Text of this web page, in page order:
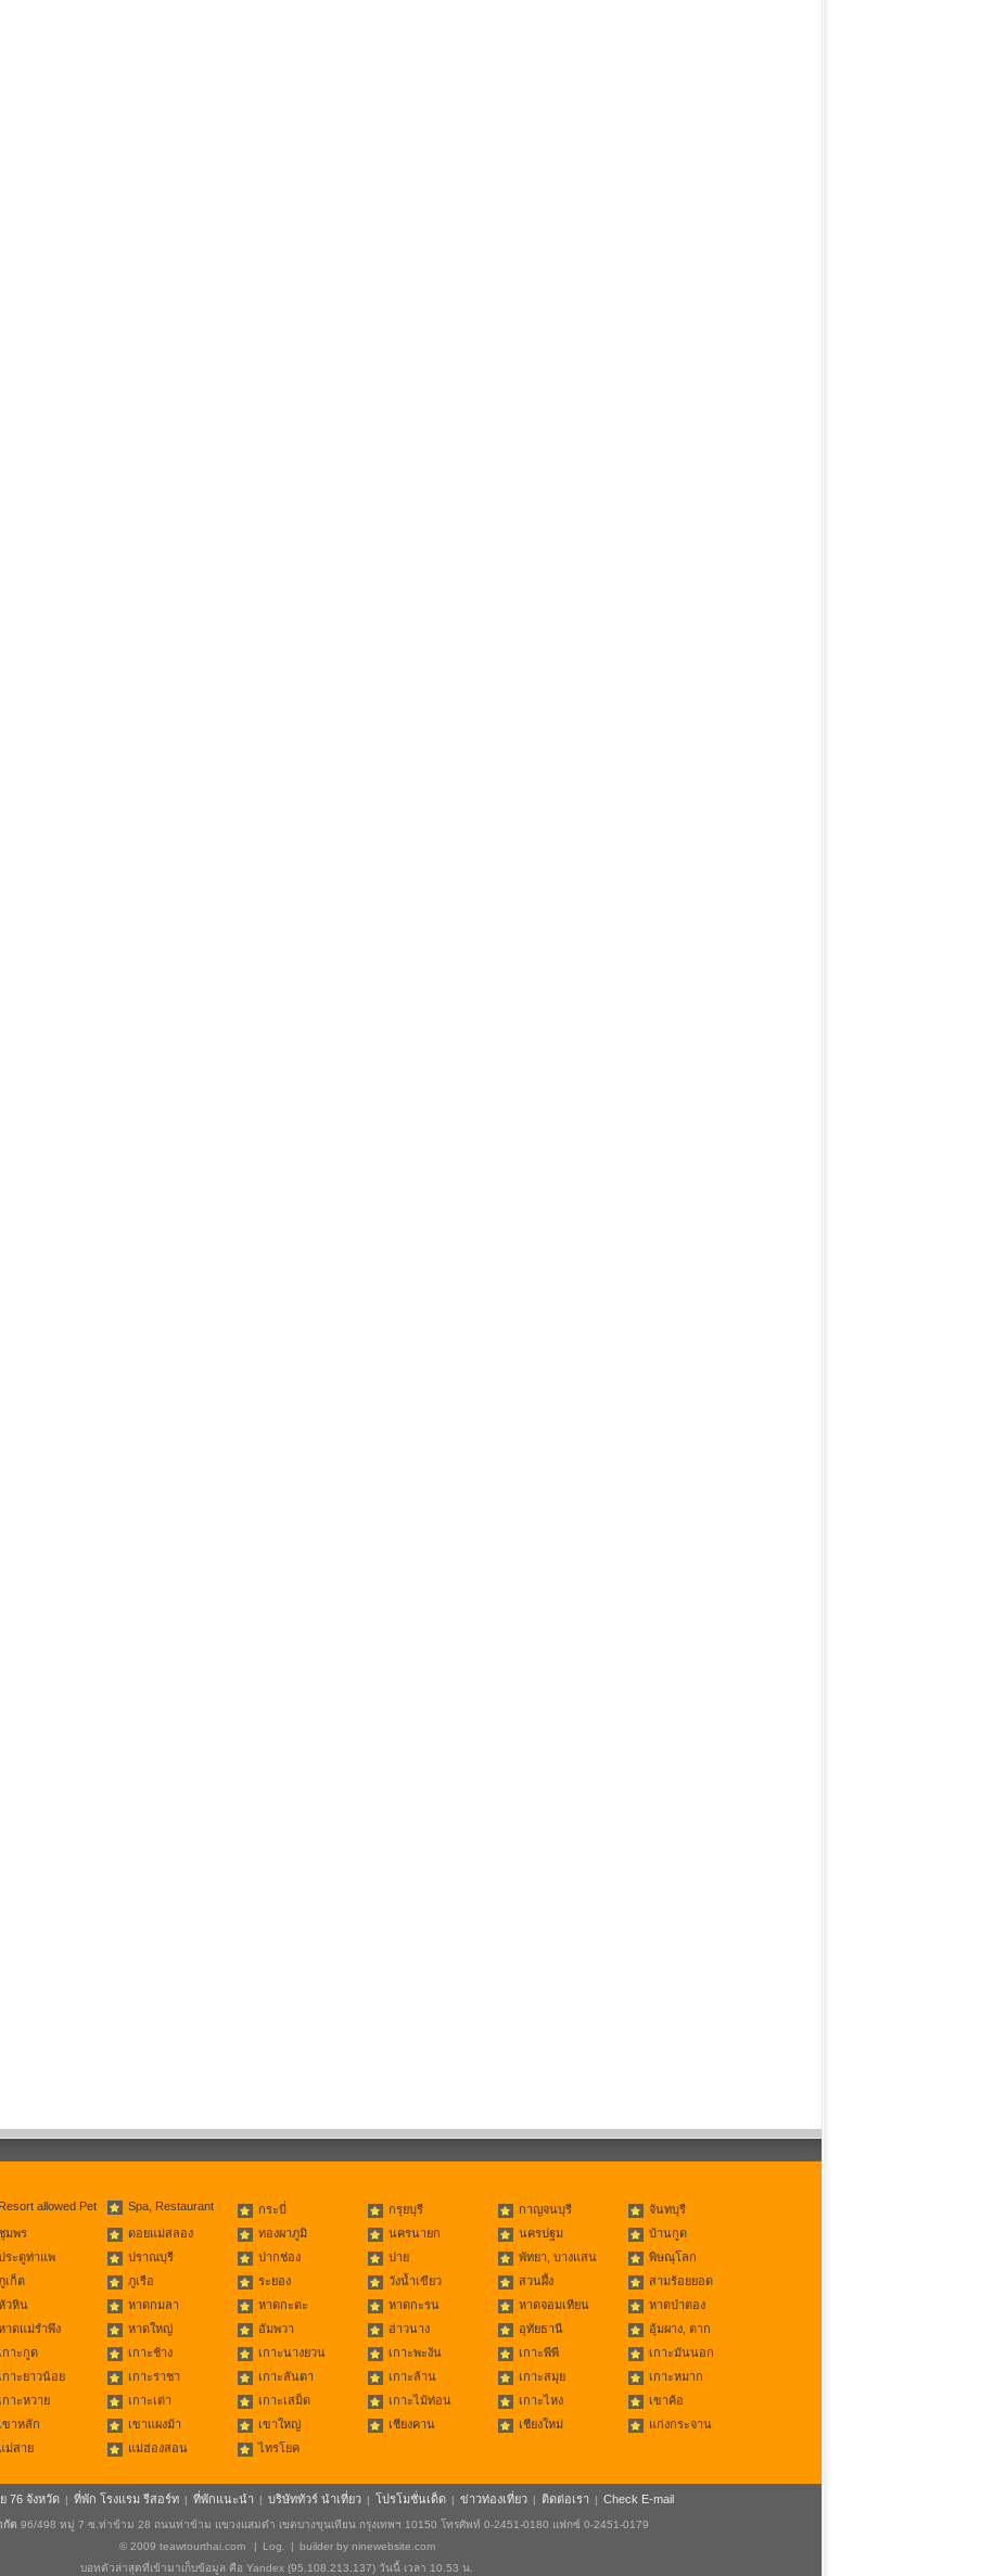
Resort allowed Pet Spa, Restaurant กระบี่ กรุยบุรี กาญจนบุรี
จันทบุรี
มพร ดอยแม่สลอง ทองผาภูมิ นครนายก นครปฐม
บ้านกูด
ระตูท่าแพ ปราณบุรี ปากช่อง ปาย พัทยา, บางแสน
พิษณุโลก
เก็ต ภูเรือ ระยอง วังน้ำเขียว สวนผึ้ง
สามร้อยยอด
วหิน หาดกมลา หาดกะตะ หาดกะรน หาดจอมเทียน
หาดป่าตอง
าดแม่รำพึง หาดใหญ่ อัมพวา อ่าวนาง อุทัยธานี
อุ้มผาง, ตาก
เกาะกูด เกาะช้าง เกาะนางยวน เกาะพะงัน เกาะพีพี
เกาะมันนอก
เกาะยาวน้อย เกาะราชา เกาะลันตา เกาะล้าน เกาะสมุย
เกาะหมาก
เกาะหวาย เกาะเต่า เกาะเสม็ด เกาะไม้ท่อน เกาะไหง
เขาค้อ
เขาหลัก เขาแผงม้า เขาใหญ่ เชียงคาน เชียงใหม่
แก่งกระจาน
แม่สาย แม่ฮ่องสอน ไทรโยค
76 จังหวัด | ที่พัก โรงแรม รีสอร์ท | ที่พักแนะนำ | บริษัททัวร์ นำเที่ยว | โปรโมชั่นเด็ด | ข่าวท่องเที่ยว | ติดต่อเรา | Check E-mail
กัด 96/498 หมู่ 7 ซ.ท่าข้าม 28 ถนนท่าข้าม แขวงแสมดำ เขตบางขุนเทียน กรุงเทพฯ 10150 โทรศัพท์ 0-2451-0180 แฟกซ์ 0-2451-0179
© 2009 teawtourthai.com | Log. | builder by ninewebsite.com
บอทตัวล่าสุดที่เข้ามาเก็บข้อมูล คือ Yandex (95.108.213.137) วันนี้ เวลา 10.53 น.